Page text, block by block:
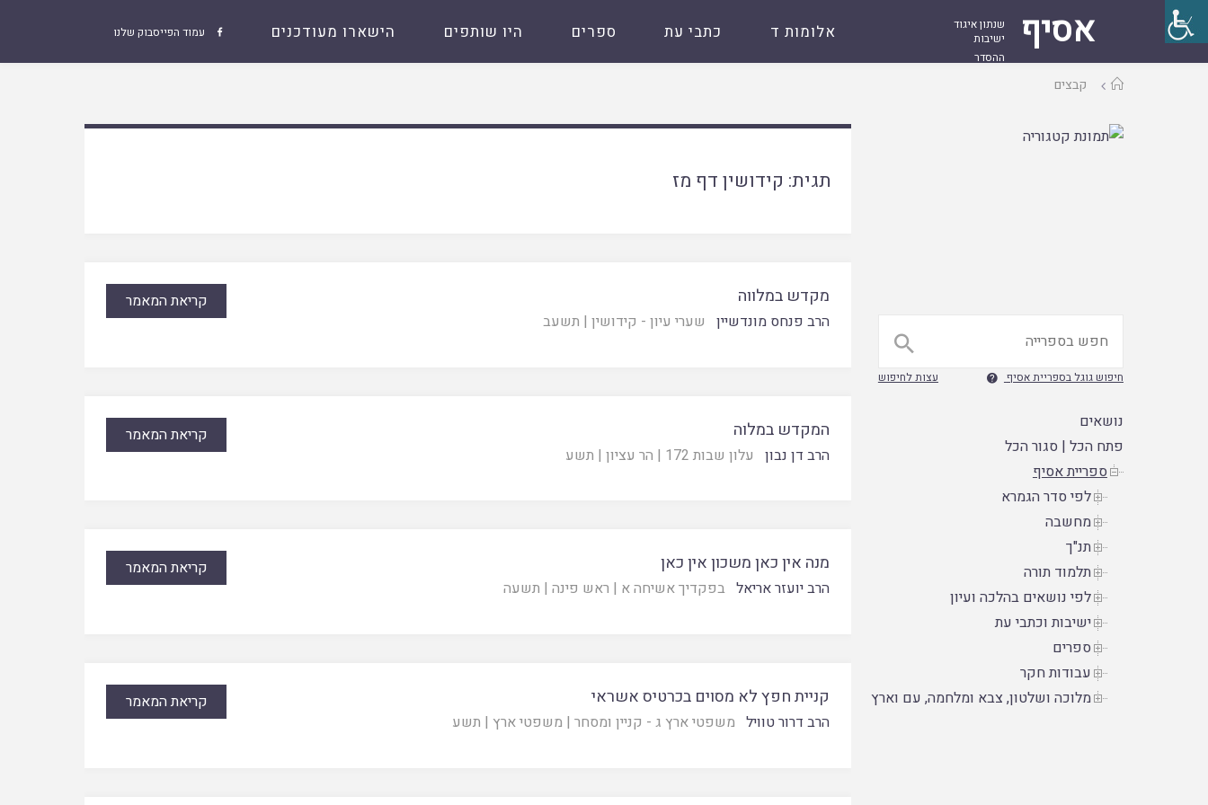
אסיף
שנתון איגוד
ישיבות
ההסדר
 עמוד הפייסבוק שלנו אלומות ד כתבי עת ספרים היו שותפים הישארו מעודכנים
עמודקבצים
תגית: קידושין דף מז
מקדש במלווה
הרב פנחס מונדשיין שערי עיון - קידושין | תשעב
קריאת המאמר
המקדש במלוה
הרב דן נבון עלון שבות 172 | הר עציון | תשע
קריאת המאמר
מנה אין כאן משכון אין כאן
הרב יועזר אריאל בפקדיך אשיחה א | ראש פינה | תשעה
קריאת המאמר
קניית חפץ לא מסוים בכרטיס אשראי
הרב דרור טוויל משפטי ארץ ג - קניין ומסחר | משפטי ארץ | תשע
קריאת המאמר

חיפוש גוגל בספריית אסיף  עצות לחיפוש
נושאים
פתח הכל |סגור הכל
ספריית אסיף
לפי סדר הגמרא
מחשבה
תנ"ך
תלמוד תורה
לפי נושאים בהלכה ועיון
ישיבות וכתבי עת
ספרים
עבודות חקר
מלוכה ושלטון, צבא ומלחמה, עם וארץ